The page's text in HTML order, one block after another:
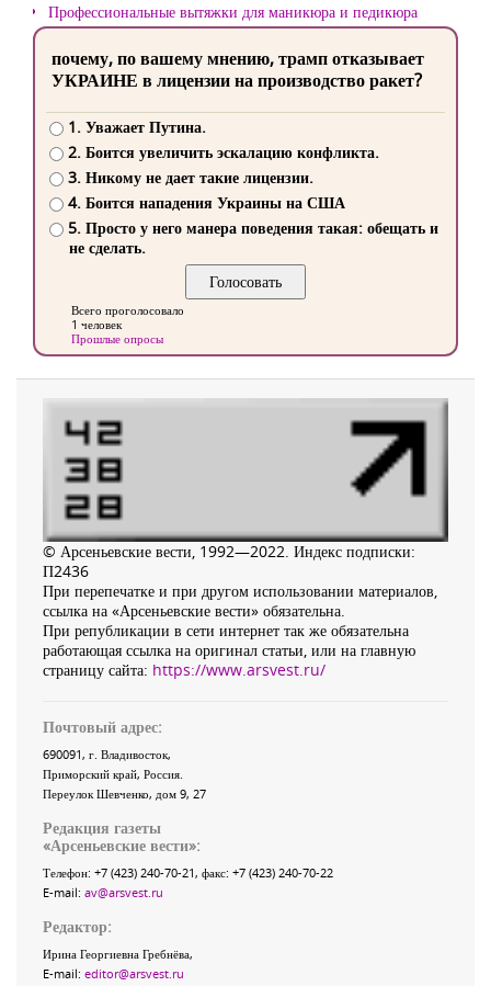
Профессиональные вытяжки для маникюра и педикюра
почему, по вашему мнению, трамп отказывает
УКРАИНЕ в лицензии на производство ракет?
1. Уважает Путина.
2. Боится увеличить эскалацию конфликта.
3. Никому не дает такие лицензии.
4. Боится нападения Украины на США
5. Просто у него манера поведения такая: обещать и
не сделать.
Всего проголосовало
1 человек
Прошлые опросы
© Арсеньевские вести, 1992—2022. Индекс подписки:
П2436
При перепечатке и при другом использовании материалов,
ссылка на «Арсеньевские вести» обязательна.
При републикации в сети интернет так же обязательна
работающая ссылка на оригинал статьи, или на главную
страницу сайта: https://www.arsvest.ru/
Почтовый адрес:
690091, г. Владивосток,
Приморский край, Россия
Переулок Шевченко, дом 9, 27
Редакция газеты
«Арсеньевские вести»:
Телефон: +7 (423) 240-70-21, факс: +7 (423) 240-70-22
E-mail: av@arsvest.ru
Редактор:
Ирина Георгиевна Гребнёва,
E-mail: editor@arsvest.ru